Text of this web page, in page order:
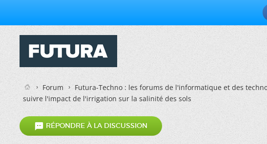
Forum Futura-Techno : les forums de l'informatique et des
suivre l'impact de l'irrigation sur la salinité des sols
 RÉPONDRE À LA DISCUSSION